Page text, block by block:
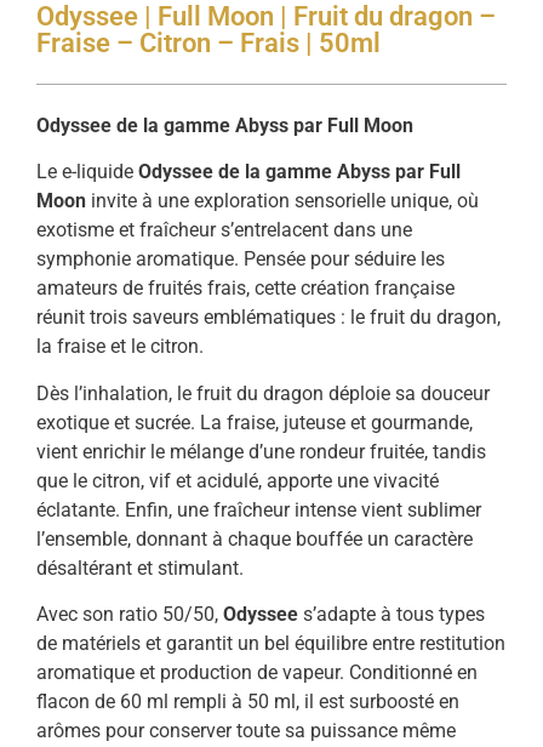
Odyssee | Full Moon | Fruit du dragon –
Fraise – Citron – Frais | 50ml
Odyssee de la gamme Abyss par Full Moon
Le e-liquide Odyssee de la gamme Abyss par Full
Moon invite à une exploration sensorielle unique, où
exotisme et fraîcheur s’entrelacent dans une
symphonie aromatique. Pensée pour séduire les
amateurs de fruités frais, cette création française
réunit trois saveurs emblématiques : le fruit du dragon,
la fraise et le citron.
Dès l’inhalation, le fruit du dragon déploie sa douceur
exotique et sucrée. La fraise, juteuse et gourmande,
vient enrichir le mélange d’une rondeur fruitée, tandis
que le citron, vif et acidulé, apporte une vivacité
éclatante. Enfin, une fraîcheur intense vient sublimer
l’ensemble, donnant à chaque bouffée un caractère
désaltérant et stimulant.
Avec son ratio 50/50, Odyssee s’adapte à tous types
de matériels et garantit un bel équilibre entre restitution
aromatique et production de vapeur. Conditionné en
flacon de 60 ml rempli à 50 ml, il est surboosté en
arômes pour conserver toute sa puissance même